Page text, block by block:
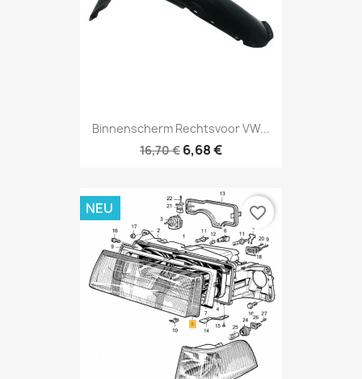
Binnenscherm Rechtsvoor VW...
16,70 € 6,68 €
NEU favorite_border